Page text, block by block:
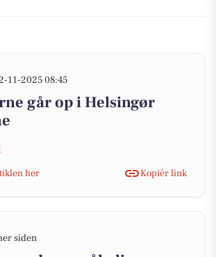
11-2025 08:45
går op i Helsingør
her
Kopiér link
siden